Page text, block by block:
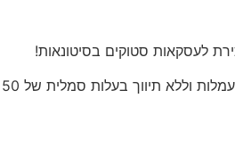
לעסקאות סטוקים בסיטונאות!